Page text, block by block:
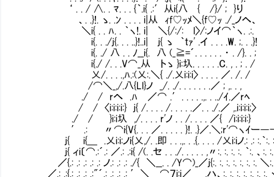
‘ . . / ∧. . ﾏ. . . {｀.i{ .:′从i{八 {Ⅵ/}/ ; }り
、. .}!. ゝ. .ﾝ . . . . i|从 ｨf♡ｯﾒ＼{f♡ｯ ./_ノへ、
＼i{ . . ﾊ. . ｀ヽ!. i| ＼{/:/: l〉/:ノイ⌒｀ヽ. .:.
i{. . ./j{. . . ..}!..i| j{ ゝ ｀tｧ' .イ . . . .W. ;. . .}!
i{. ./ 八 . . ﾉ__i{. 八 (_≧=´. . . . . . ・ . /}. . ;
i{./ /. . .V⌒_从 トゝ }i:圦. . . . . .C. , . ; . /
乂/. . . .,ﾊ.:(乂:.＼{ ./.乂i:i:i〉 . . . . ／. /. /
/⌒＼_,/.八{Ll}ノ _/. ./. . . . . . .／ ; ,. . ,
./ / rへ .ﾊ ／⌒ .′. . . . .,. . ../ｲ.／rﾍ 【ゴール
/ / 〈i:i:i:i:} j{ /. . . . /. . . . .／. . ./.／ ,.i:i:i:i;〉
./ / }i:i圦 ,/. . . . r'ノ . . /. . . . ／{ /i:i:i:i:}
′ .: 〃⌒i{V{. . . ／. . . . . }!. .}／.＼;r'⌒ヽｲー
j{ i{＿ .乂i:i:ノi{乂,/. .即 . . .,. . .{. . . . /乂i:iノ.: .: :.｀:. :. :
j{ ィi〔⌒.:´.: ／.: .:i{ /(. .セ . . ./. . . . . ,〃:. :. :. :. ｀:. 、:. :.
／{.: .: .: .: .: ノ.: .: .: ./{ ＼__. . /Y⌒)_／j{:. :. :. :. :. :. :. ＼
／.: .:{.: .: .: .:"´.: .: .: .: ′＼ ⌒７i:i／ ,ハ、:. :. :. :. :. :. :.